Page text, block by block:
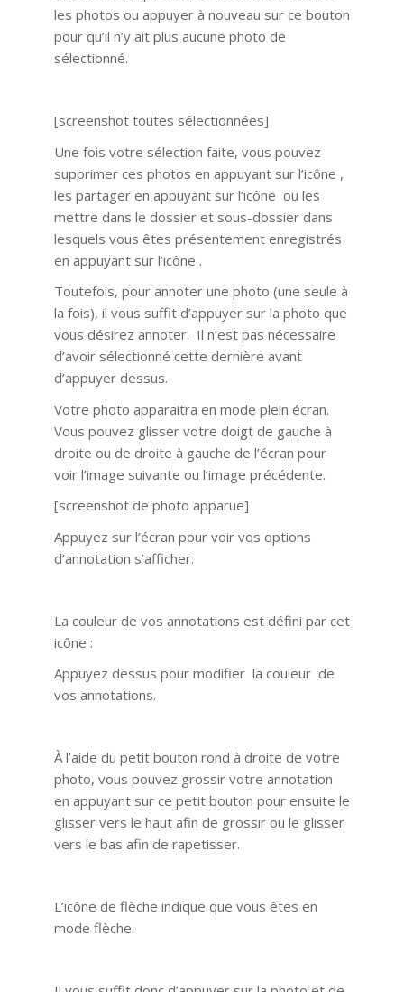
les photos ou appuyer à nouveau sur ce bouton
pour qu’il n’y ait plus aucune photo de
sélectionné.
[screenshot toutes sélectionnées]
Une fois votre sélection faite, vous pouvez
supprimer ces photos en appuyant sur l’icône ,
les partager en appuyant sur l’icône ou les
mettre dans le dossier et sous-dossier dans
lesquels vous êtes présentement enregistrés
en appuyant sur l’icône .
Toutefois, pour annoter une photo (une seule à
la fois), il vous suffit d’appuyer sur la photo que
vous désirez annoter. Il n’est pas nécessaire
d’avoir sélectionné cette dernière avant
d’appuyer dessus.
Votre photo apparaitra en mode plein écran.
Vous pouvez glisser votre doigt de gauche à
droite ou de droite à gauche de l’écran pour
voir l’image suivante ou l’image précédente.
[screenshot de photo apparue]
Appuyez sur l’écran pour voir vos options
d’annotation s’afficher.
La couleur de vos annotations est défini par cet
icône :
Appuyez dessus pour modifier la couleur de
vos annotations.
À l’aide du petit bouton rond à droite de votre
photo, vous pouvez grossir votre annotation
en appuyant sur ce petit bouton pour ensuite le
glisser vers le haut afin de grossir ou le glisser
vers le bas afin de rapetisser.
L’icône de flèche indique que vous êtes en
mode flèche.